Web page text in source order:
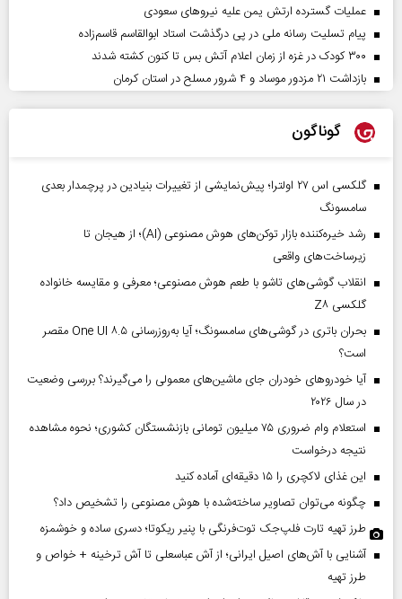
عملیات گسترده ارتش یمن علیه نیروهای سعودی
پیام تسلیت رسانه ملی در پی درگذشت استاد ابوالقاسم قاسم‌زاده
۳۰۰ کودک در غزه از زمان اعلام آتش بس تا کنون کشته شدند
بازداشت ۲۱ مزدور موساد و ۴ شرور مسلح در استان کرمان
گوناگون
گلکسی اس ۲۷ اولترا؛ پیش‌نمایشی از تغییرات بنیادین در پرچمدار بعدی
سامسونگ
رشد خیره‌کننده بازار توکن‌های هوش مصنوعی (AI)؛ از هیجان تا
زیرساخت‌های واقعی
انقلاب گوشی‌های تاشو‌ با طعم هوش مصنوعی؛ معرفی و مقایسه خانواده
گلکسی Z۸
بحران باتری در گوشی‌های سامسونگ؛ آیا به‌روزرسانی One UI ۸.۵ مقصر
است؟
آیا خودروهای خودران جای ماشین‌های معمولی را می‌گیرند؟ بررسی وضعیت
در سال ۲۰۲۶
استعلام وام ضروری ۷۵ میلیون تومانی بازنشستگان کشوری؛ نحوه مشاهده
نتیجه درخواست
این غذای لاکچری را ۱۵ دقیقه‌ای آماده کنید
چگونه می‌توان تصاویر ساخته‌شده با هوش مصنوعی را تشخیص داد؟
طرز تهیه تارت فلپ‌جک توت‌فرنگی با پنیر ریکوتا؛ دسری ساده و خوشمزه
آشنایی با آش‌های اصیل ایرانی؛ از آش عباسعلی تا آش ترخینه + خواص و
طرز تهیه